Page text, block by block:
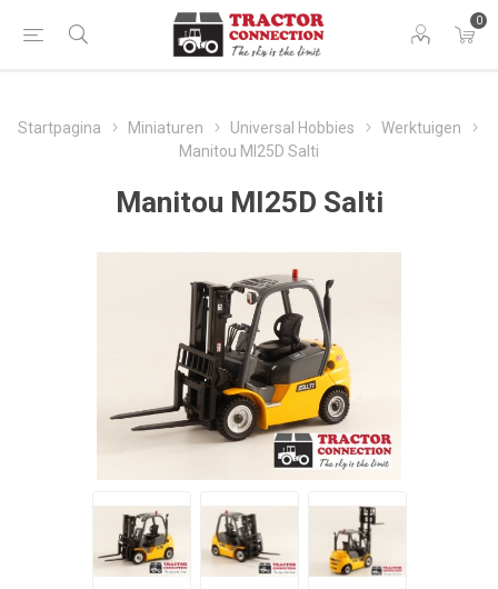
0
Startpagina Miniaturen Universal Hobbies
Werktuigen
Manitou MI25D Salti
Manitou MI25D Salti